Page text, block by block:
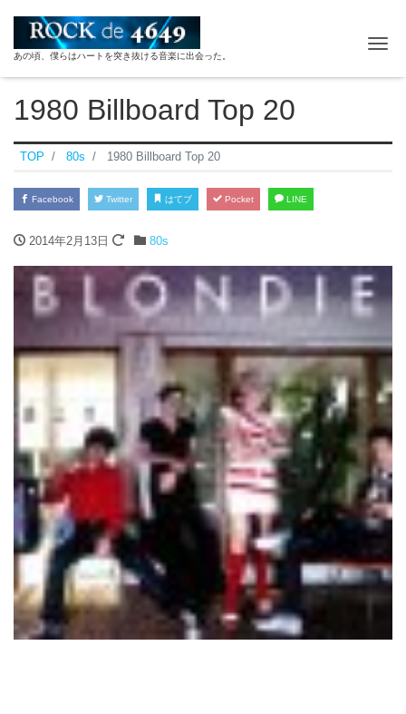
あの頃、僕らはハートを突き抜ける音楽に出会った。
ナ
1980 Billboard Top 20
TOP 80s 1980 Billboard Top 20
Facebook Twitter はてブ Pocket LINE
2014年2月13日 80s